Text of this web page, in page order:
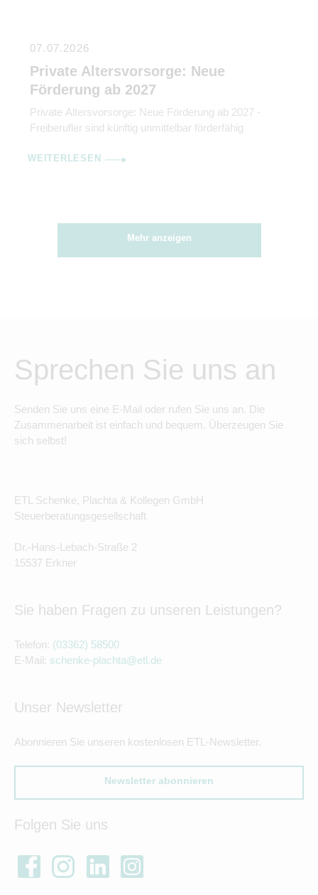
07.07.2026
Private Altersvorsorge: Neue
Förderung ab 2027
Private Altersvorsorge: Neue Förderung ab 2027 -
Freiberufler sind künftig unmittelbar förderfähig
WEITERLESEN
Mehr anzeigen
Sprechen Sie uns an
Senden Sie uns eine E-Mail oder rufen Sie uns an. Die
Zusammenarbeit ist einfach und bequem. Überzeugen Sie
sich selbst!
ETL Schenke, Plachta & Kollegen GmbH
Steuerberatungsgesellschaft
Dr.-Hans-Lebach-Straße 2
15537 Erkner
Sie haben Fragen zu unseren Leistungen?
Telefon: (03362) 58500
E-Mail: schenke-plachta@etl.de
Unser Newsletter
Abonnieren Sie unseren kostenlosen ETL-Newsletter.
Newsletter abonnieren
Folgen Sie uns